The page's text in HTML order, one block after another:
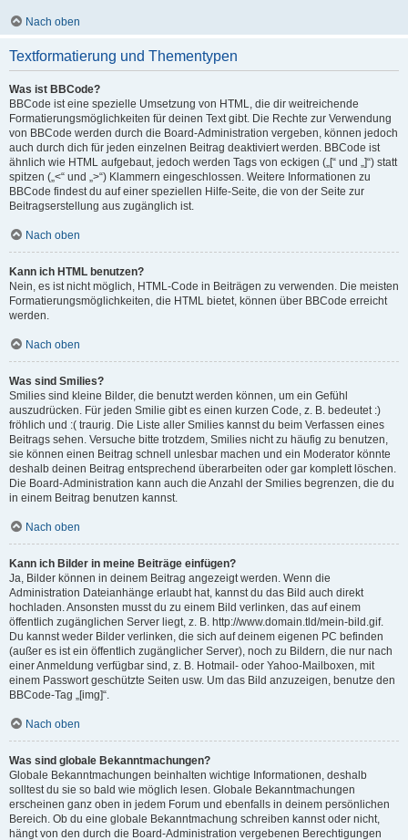
Nach oben
Textformatierung und Thementypen
Was ist BBCode?
BBCode ist eine spezielle Umsetzung von HTML, die dir weitreichende
Formatierungsmöglichkeiten für deinen Text gibt. Die Rechte zur Verwendung
von BBCode werden durch die Board-Administration vergeben, können jedoch
auch durch dich für jeden einzelnen Beitrag deaktiviert werden. BBCode ist
ähnlich wie HTML aufgebaut, jedoch werden Tags von eckigen („[“ und „]“) statt
spitzen („<“ und „>“) Klammern eingeschlossen. Weitere Informationen zu
BBCode findest du auf einer speziellen Hilfe-Seite, die von der Seite zur
Beitragserstellung aus zugänglich ist.
Nach oben
Kann ich HTML benutzen?
Nein, es ist nicht möglich, HTML-Code in Beiträgen zu verwenden. Die meisten
Formatierungsmöglichkeiten, die HTML bietet, können über BBCode erreicht
werden.
Nach oben
Was sind Smilies?
Smilies sind kleine Bilder, die benutzt werden können, um ein Gefühl
auszudrücken. Für jeden Smilie gibt es einen kurzen Code, z. B. bedeutet :)
fröhlich und :( traurig. Die Liste aller Smilies kannst du beim Verfassen eines
Beitrags sehen. Versuche bitte trotzdem, Smilies nicht zu häufig zu benutzen,
sie können einen Beitrag schnell unlesbar machen und ein Moderator könnte
deshalb deinen Beitrag entsprechend überarbeiten oder gar komplett löschen.
Die Board-Administration kann auch die Anzahl der Smilies begrenzen, die du
in einem Beitrag benutzen kannst.
Nach oben
Kann ich Bilder in meine Beiträge einfügen?
Ja, Bilder können in deinem Beitrag angezeigt werden. Wenn die
Administration Dateianhänge erlaubt hat, kannst du das Bild auch direkt
hochladen. Ansonsten musst du zu einem Bild verlinken, das auf einem
öffentlich zugänglichen Server liegt, z. B. http://www.domain.tld/mein-bild.gif.
Du kannst weder Bilder verlinken, die sich auf deinem eigenen PC befinden
(außer es ist ein öffentlich zugänglicher Server), noch zu Bildern, die nur nach
einer Anmeldung verfügbar sind, z. B. Hotmail- oder Yahoo-Mailboxen, mit
einem Passwort geschützte Seiten usw. Um das Bild anzuzeigen, benutze den
BBCode-Tag „[img]“.
Nach oben
Was sind globale Bekanntmachungen?
Globale Bekanntmachungen beinhalten wichtige Informationen, deshalb
solltest du sie so bald wie möglich lesen. Globale Bekanntmachungen
erscheinen ganz oben in jedem Forum und ebenfalls in deinem persönlichen
Bereich. Ob du eine globale Bekanntmachung schreiben kannst oder nicht,
hängt von den durch die Board-Administration vergebenen Berechtigungen